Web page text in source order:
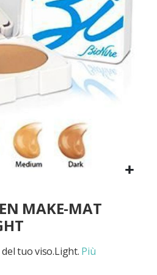
MAKE-MAT
tuo viso.Light. Più